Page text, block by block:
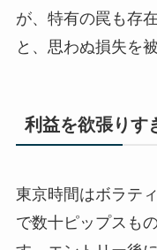
が、特有の罠も存
と、思わぬ損失を
利益を欲張りす
東京時間はボラテ
で数十ピップスも